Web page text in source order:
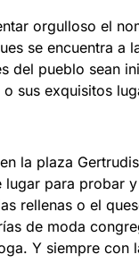
orgulloso el
se encuentra a
del pueblo sean
sus exquisitos
la plaza
para probar
rellenas o el
de moda
Y siempre con